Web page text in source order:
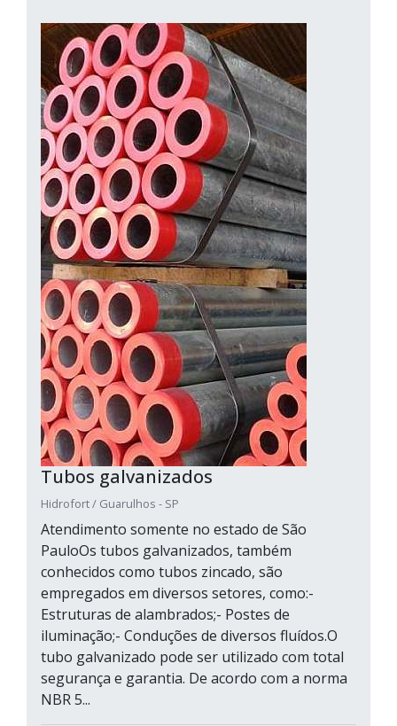
Tubos galvanizados
Hidrofort / Guarulhos - SP
Atendimento somente no estado de São
PauloOs tubos galvanizados, também
conhecidos como tubos zincado, são
empregados em diversos setores, como:-
Estruturas de alambrados;- Postes de
iluminação;- Conduções de diversos fluídos.O
tubo galvanizado pode ser utilizado com total
segurança e garantia. De acordo com a norma
NBR 5...